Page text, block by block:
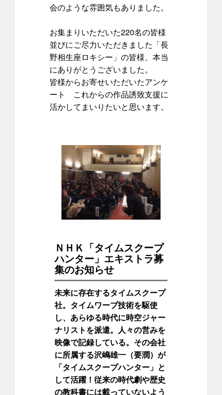
会のような雰囲気もありました。
お集まりいただいた220名の皆様
並びにご尽力いただきました「長
野相生座ロキシー」の皆様、本当
にありがとうございました。
皆様からお寄せいただいたアンケ
ート これからの作品誘致支援に
活かしてまいりたいと思います。
ＮＨＫ「タイムスクープ
ハンター」エキストラ募
集のお知らせ
未来に存在するタイムスクープ
社。タイムワープ技術を駆使
し、あらゆる時代に時空ジャー
ナリストを派遣。人々の営みを
映像で記録している。その会社
に所属する沢嶋雄一（要潤）が
「タイムスクープハンター」と
して活躍！従来の時代劇や歴史
の教科書には載っていないよう